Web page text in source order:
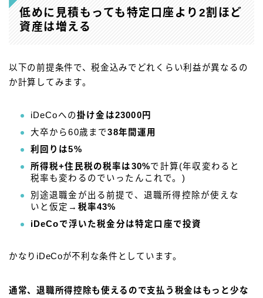
低めに見積もっても特定口座より2割ほど
資産は増える
以下の前提条件で、税金込みでどれくらい利益が異なるの
か計算してみます。
iDeCoへの掛け金は23000円
大卒から60歳まで38年間運用
利回りは5%
所得税+住民税の税率は30%で計算(年収変わると
税率も変わるのでいったんこれで。)
別途退職金が出る前提で、退職所得控除が使えな
いと仮定→ 税率43%
iDeCoで浮いた税金分は特定口座で投資
かなりiDeCoが不利な条件としています。
通常、退職所得控除も使えるので支払う税金はもっと少な